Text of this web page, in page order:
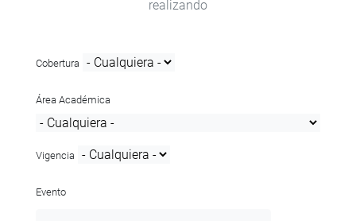
realizando
Cobertura
Área Académica
Vigencia
Evento